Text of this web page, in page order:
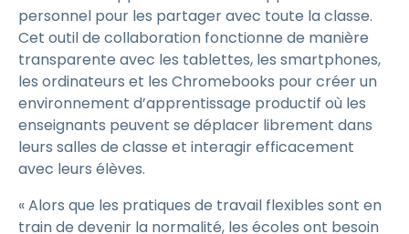
personnel pour les partager avec toute la classe.
Cet outil de collaboration fonctionne de manière
transparente avec les tablettes, les smartphones,
les ordinateurs et les Chromebooks pour créer un
environnement d’apprentissage productif où les
enseignants peuvent se déplacer librement dans
leurs salles de classe et interagir efficacement
avec leurs élèves.
« Alors que les pratiques de travail flexibles sont en
train de devenir la normalité, les écoles ont besoin